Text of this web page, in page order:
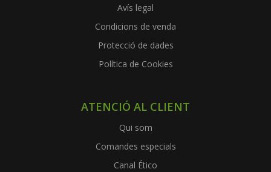
Avís legal
Condicions de venda
Protecció de dades
Política de Cookies
ATENCIÓ AL CLIENT
Qui som
Comandes especials
Canal Ético